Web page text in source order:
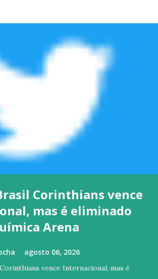
Corinthians vence
mas é eliminado
Arena
agosto 06, 2026
vence Internacional, mas é